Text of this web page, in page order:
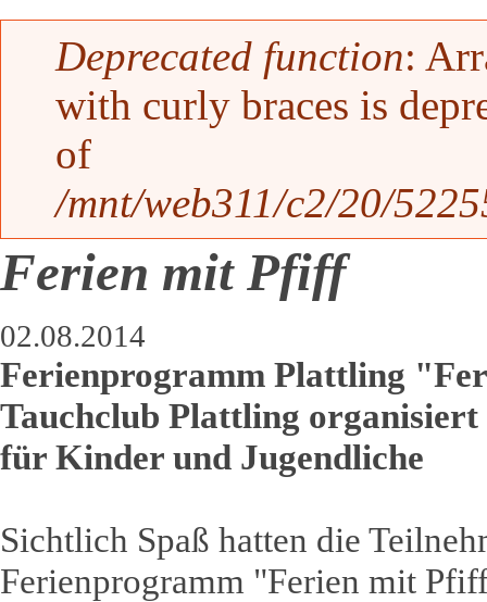
Fehlermeldung
Deprecated function:
with curly braces is
of
/mnt/web311/c2/20/
Ferien mit Pfiff
02.08.2014
Ferienprogramm Plattling
Tauchclub Plattling organisiert
für Kinder und Jugendliche
Sichtlich Spaß hatten die
Ferienprogramm "Ferien mit